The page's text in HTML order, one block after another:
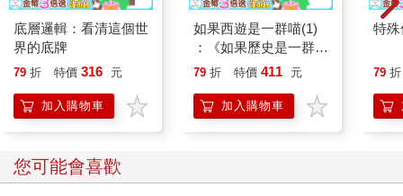
底層邏輯：看清這個世
界的底牌
79 折 特價 316 元
加入購物車
如果西遊是一群喵(1)
：《如果歷史是一群
喵》作者最新力作，附
79 折 特價 411 元
加入購物車
特
79 折
您可能會喜歡